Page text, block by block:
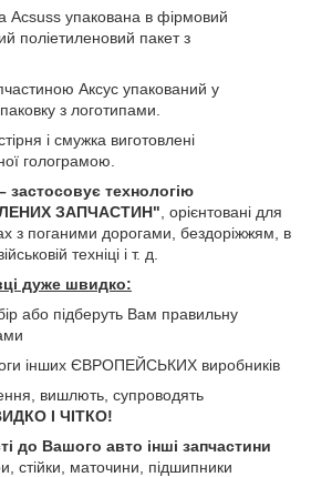
Acsuss упакована в фірмовий
поліетиленовий пакет з
Аксус упакований у
з логотипами.
і смужка виготовлені
голограмою.
технологію
ЗАПЧАСТИН" , орієнтовані для
з поганими дорогами, бездоріжжям, в
техніці і т. д.
дуже швидко:
або підберуть Вам правильну
інших ЄВРОПЕЙСЬКИХ виробників
вишлють, супроводять
І ЧІТКО!
до Вашого авто інші запчастини
стійки, маточини, підшипники